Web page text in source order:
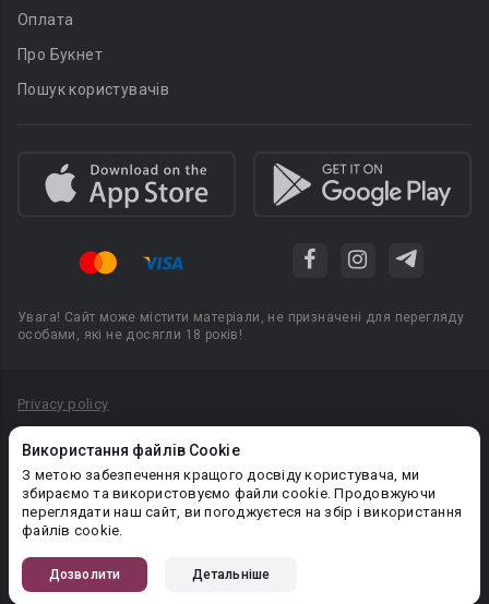
Використання файлів Cookie
З метою забезпечення кращого досвіду користувача, ми
збираємо та використовуємо файли cookie. Продовжуючи
переглядати наш сайт, ви погоджуєтеся на збір і використання
файлів cookie.
Дозволити Детальніше
Оплата
Про Букнет
Пошук користувачів
Увага! Сайт може містити матеріали, не призначені для перегляду
особами, які не досягли 18 років!
Privacy policy
Політика конфіденційності
Правила публікації авторського контенту
PR-вiддiл: pr@booknet.com
© 2026 Booknet. Всі права захищено.